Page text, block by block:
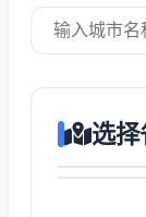
选